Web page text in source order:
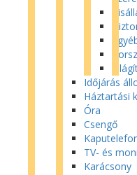
Időjárás
Háztartási
Óra
Csengő
TV- és
Karácsony